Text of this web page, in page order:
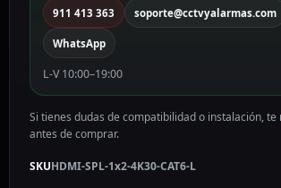
911 413 363 soporte@cctvyalarmas.com
WhatsApp
L-V 10:00–19:00
Si tienes dudas de compatibilidad o instalación, te
antes de comprar.
SKUHDMI-SPL-1x2-4K30-CAT6-L